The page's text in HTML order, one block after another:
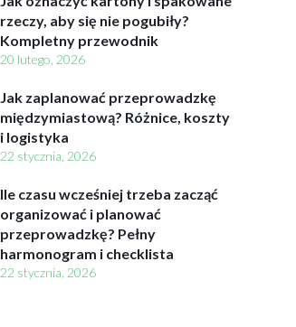
rzeczy, aby się nie pogubiły?
Kompletny przewodnik
20 lutego, 2026
Jak zaplanować przeprowadzkę
międzymiastową? Różnice, koszty
i logistyka
22 stycznia, 2026
Ile czasu wcześniej trzeba zacząć
organizować i planować
przeprowadzkę? Pełny
harmonogram i checklista
22 stycznia, 2026